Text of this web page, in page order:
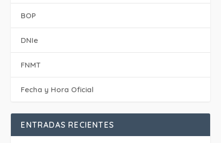
BOP
DNIe
FNMT
Fecha y Hora Oficial
ENTRADAS RECIENTES